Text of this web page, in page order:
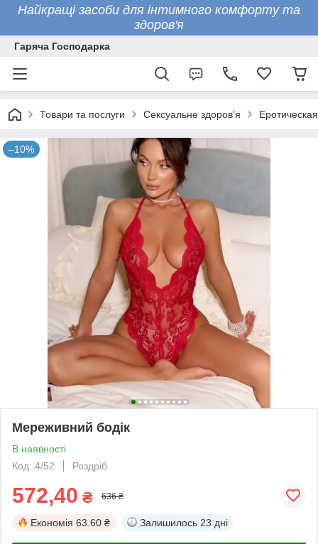
Найкращі засоби для інтимного комфорту та
здоров'я
Гаряча Господарка
Товари та послуги Сексуальне здоров'я
–10%
Мереживний бодік
В наявності
Код: 4/52
Роздріб
572,40 ₴ 636 ₴
Економія 63.60 ₴ Залишилось 23 дні